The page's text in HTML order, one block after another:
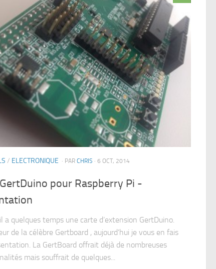
/ ELECTRONIQUE · PAR CHRIS · 6 OCT, 2014
pour Raspberry Pi -
il a quelques temps une carte d’extension GertDuino.
de la célèbre Gertboard , aujourd’hui je vous en fais
La GertBoard offrait déjà de nombreuses
mais souffrait de quelques...